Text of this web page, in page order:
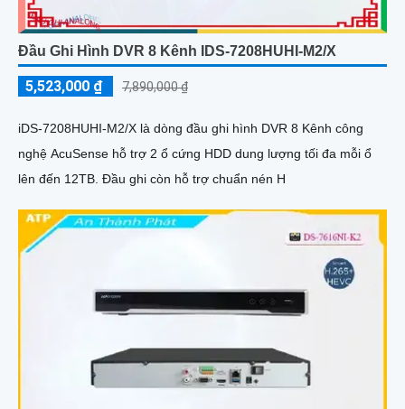
Đầu Ghi Hình DVR 8 Kênh IDS-7208HUHI-M2/X
5,523,000 ₫ 7,890,000 ₫
iDS-7208HUHI-M2/X là dòng đầu ghi hình DVR 8 Kênh công
nghệ AcuSense hỗ trợ 2 ổ cứng HDD dung lượng tối đa mỗi ổ
lên đến 12TB. Đầu ghi còn hỗ trợ chuẩn nén H